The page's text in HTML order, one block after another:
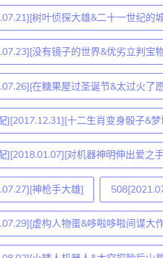
树叶侦探大雄&二十一世纪的
没有镜子的世界&优劣立判宝
在糖果屋过圣诞节&太过火了
][2017.12.31][十二生肖变身骰子&
][2018.01.07][对机器神明伸出爱之
神枪手大雄]
虚构人物蛋&哆啦哆啦间谍大